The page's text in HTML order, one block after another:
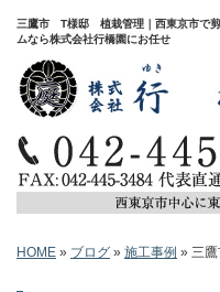
三鷹市 T様邸 植栽管理｜西東京市で剪
ムなら株式会社行橋園にお任せ
HOME » ブログ » 施工事例 » 三